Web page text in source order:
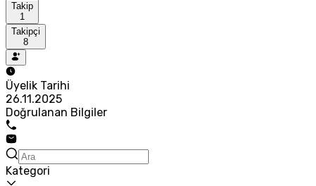
Takip
1
Takipçi
8
Üyelik Tarihi
26.11.2025
Doğrulanan Bilgiler
Kategori